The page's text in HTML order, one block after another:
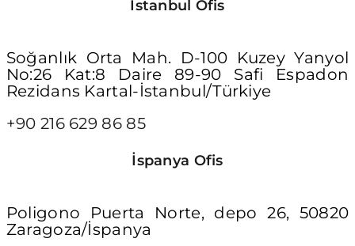
İstanbul Ofis
Soğanlık Orta Mah. D-100 Kuzey Yanyol
No:26 Kat:8 Daire 89-90 Safi Espadon
Rezidans Kartal-İstanbul/Türkiye
+90 216 629 86 85
İspanya Ofis
Poligono Puerta Norte, depo 26, 50820
Zaragoza/İspanya